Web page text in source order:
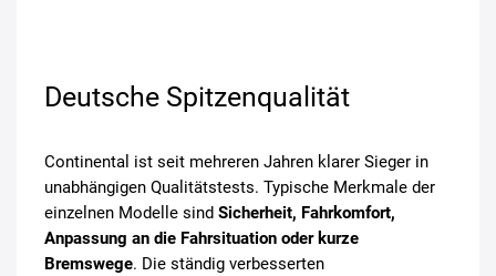
Deutsche Spitzenqualität
Continental ist seit mehreren Jahren klarer Sieger in
unabhängigen Qualitätstests. Typische Merkmale der
einzelnen Modelle sind Sicherheit, Fahrkomfort,
Anpassung an die Fahrsituation oder kurze
Bremswege. Die ständig verbesserten